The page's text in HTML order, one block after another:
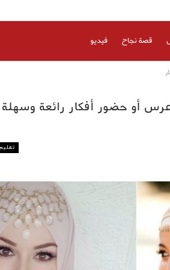
قصة نجاح فيديو
حضور أفكار رائعة وسهلة